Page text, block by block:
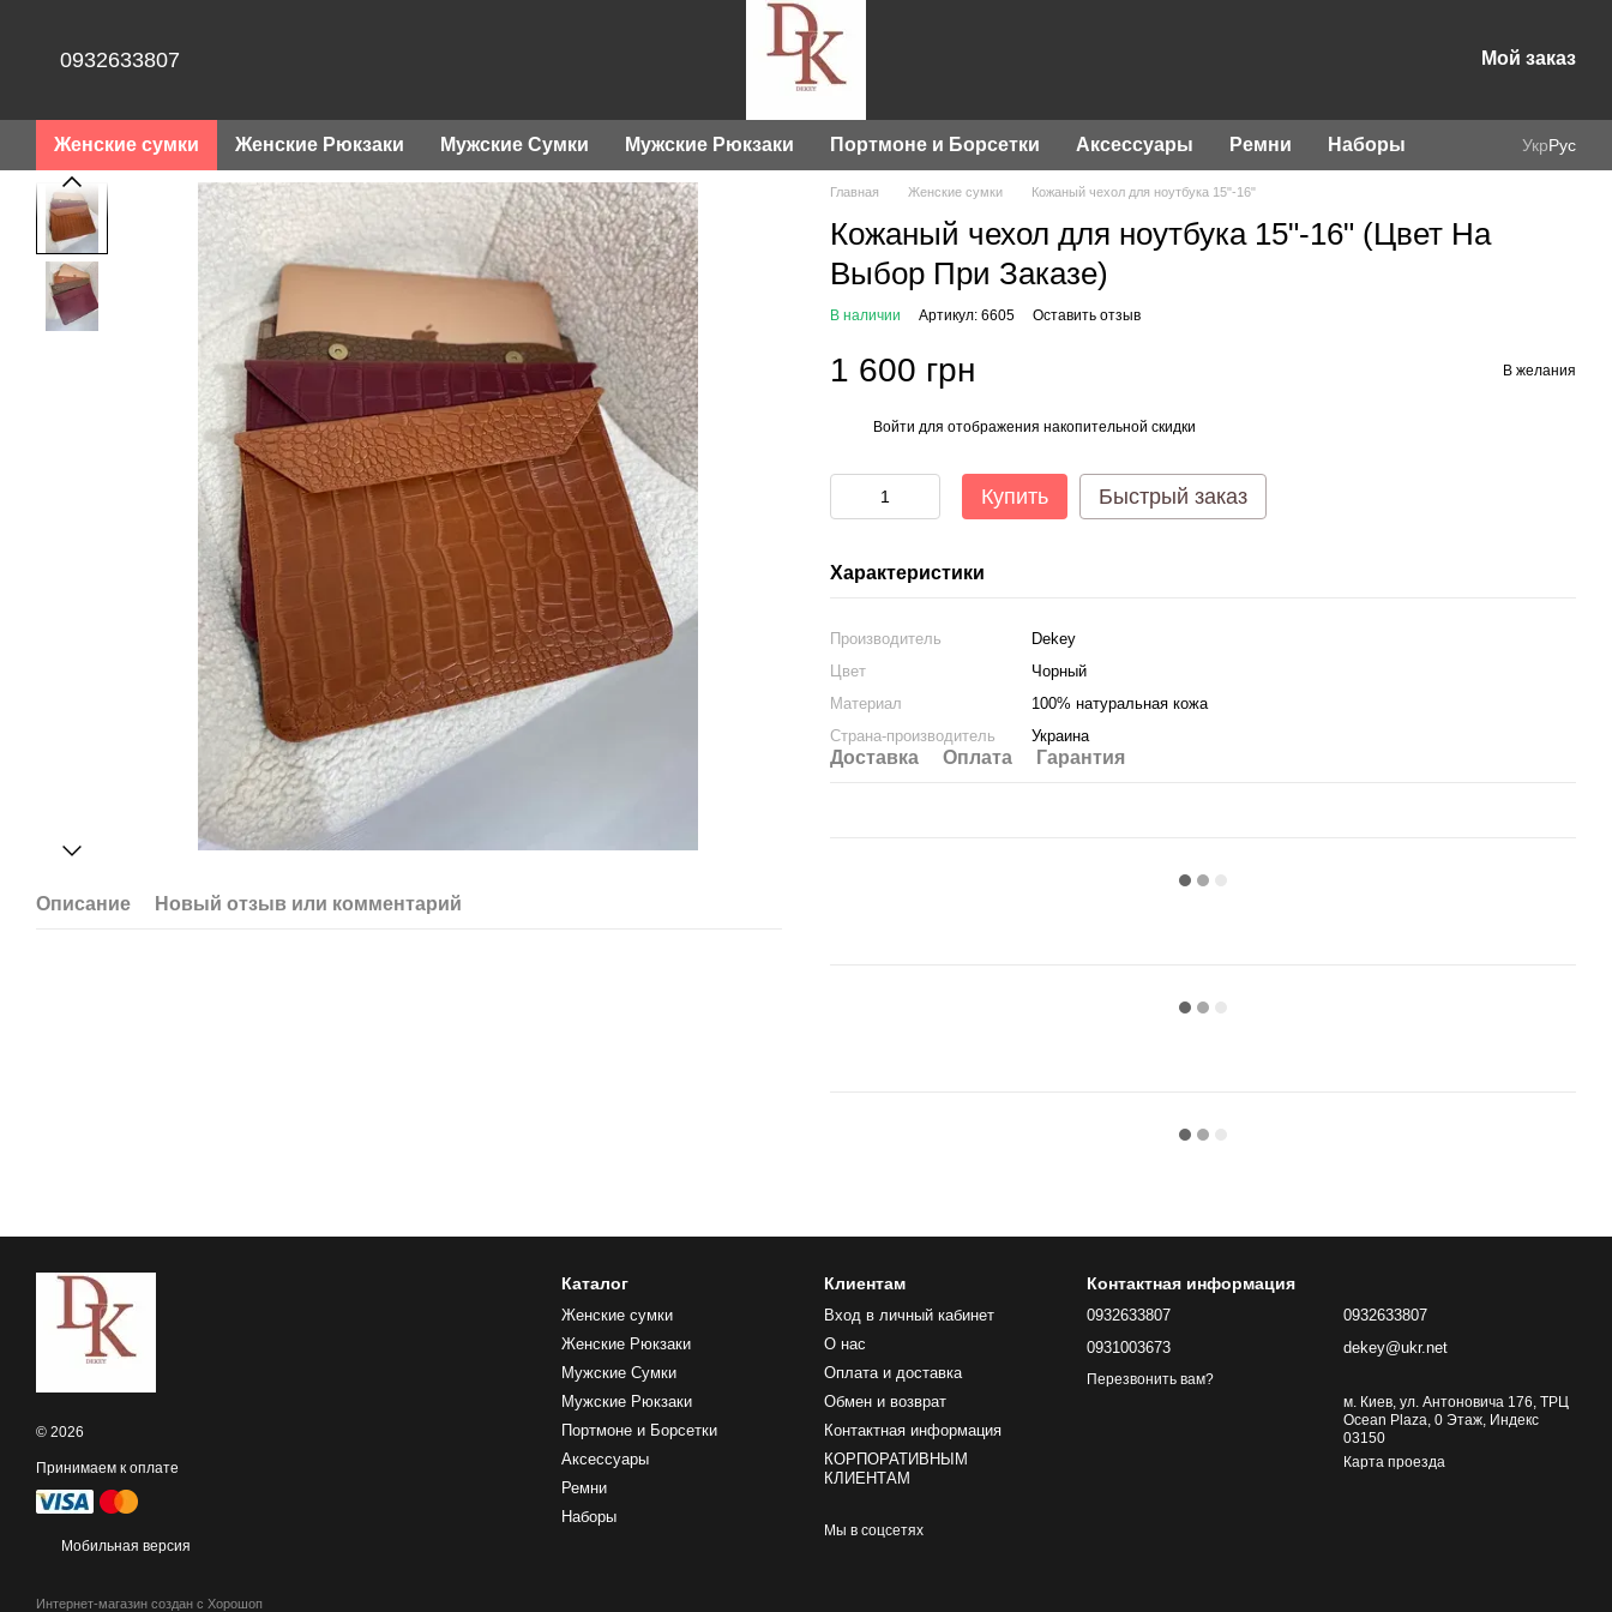
0932633807 Мой заказ
Женские сумки Женские Рюкзаки Мужские Сумки Мужские Рюкзаки Портмоне и Борсетки Аксессуары Ремни Наборы УкрРус
Описание Новый отзыв или комментарий
Главная Женские сумки Кожаный чехол для ноутбука 15"-16"
Кожаный чехол для ноутбука 15"-16" (Цвет На
Выбор При Заказе)
В наличии Артикул: 6605 Оставить отзыв
1 600 грн В желания
Войти для отображения накопительной скидки
Купить Быстрый заказ
Характеристики
Производитель
Dekey
Цвет
Чорный
Материал
100% натуральная кожа
Страна-производитель
Украина
Доставка Оплата Гарантия
© 2026
Принимаем к оплате
Мобильная версия
Интернет-магазин создан с Хорошоп
Каталог
Женские сумки
Женские Рюкзаки
Мужские Сумки
Мужские Рюкзаки
Портмоне и Борсетки
Аксессуары
Ремни
Наборы
Клиентам
Вход в личный кабинет
О нас
Оплата и доставка
Обмен и возврат
Контактная информация
КОРПОРАТИВНЫМ
КЛИЕНТАМ
Мы в соцсетях
Контактная информация
0932633807
0931003673
Перезвонить вам?
0932633807
dekey@ukr.net
м. Киев, ул. Антоновича 176, ТРЦ
Ocean Plaza, 0 Этаж, Индекс
03150
Карта проезда